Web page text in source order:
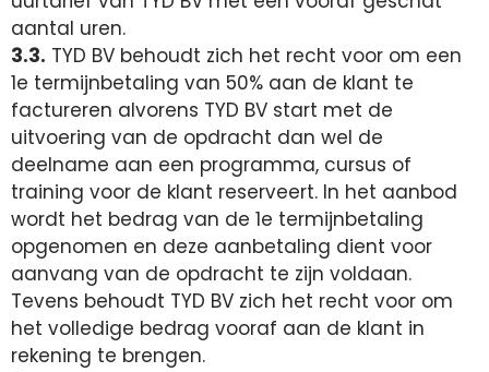
aantal uren.
3.3. TYD BV behoudt zich het recht voor om een
1e termijnbetaling van 50% aan de klant te
factureren alvorens TYD BV start met de
uitvoering van de opdracht dan wel de
deelname aan een programma, cursus of
training voor de klant reserveert. In het aanbod
wordt het bedrag van de 1e termijnbetaling
opgenomen en deze aanbetaling dient voor
aanvang van de opdracht te zijn voldaan.
Tevens behoudt TYD BV zich het recht voor om
het volledige bedrag vooraf aan de klant in
rekening te brengen.